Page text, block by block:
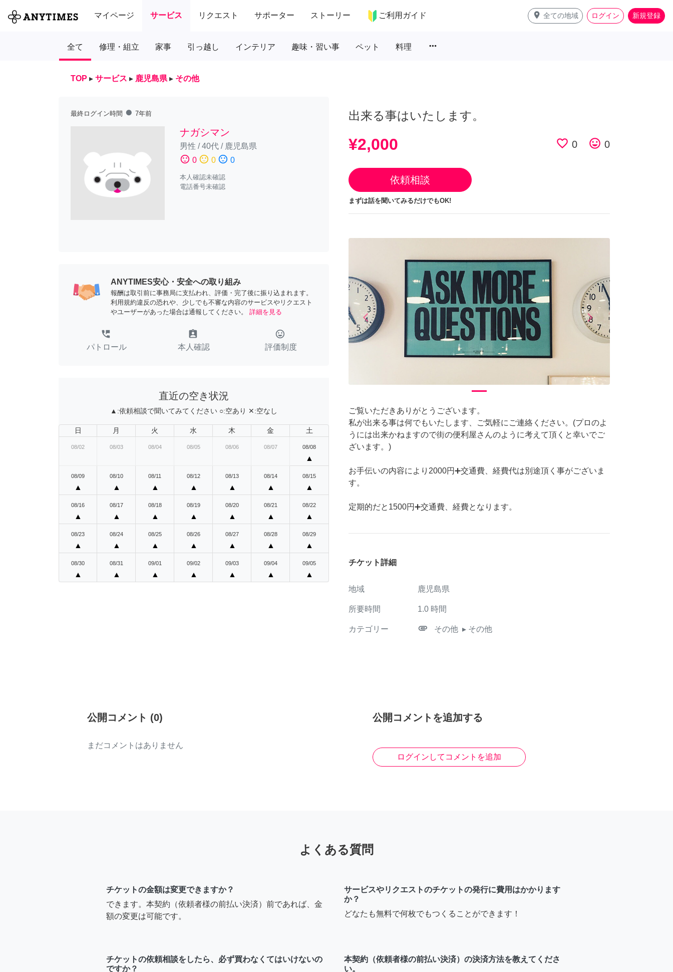
マイページ サービス リクエスト サポーター ストーリー ご利用ガイド place 全ての地域 ログイン 新規登録
全て 修理・組立 家事 引っ越し インテリア 趣味・習い事 ペット 料理 more_horiz
TOP ▸ サービス ▸ 鹿児島県 ▸ その他
最終ログイン時間 fiber_manual_record 7年前
ナガシマン
男性 /40代/ 鹿児島県
sentiment_satisfied 0 sentiment_neutral 0 sentiment_dissatisfied 0
本人確認未確認
電話番号未確認
ANYTIMES安心・安全への取り組み
報酬は取引前に事務局に支払われ、評価・完了後に振り込まれます。
利用規約違反の恐れや、少しでも不審な内容のサービスやリクエスト
やユーザーがあった場合は通報してください。
詳細を見る
perm_phone_msg
パトロール
assignment_ind
本人確認
tag_faces
評価制度
直近の空き状況
▲:依頼相談で聞いてみてください ○:空あり ✕:空なし
日 月 火 水 木 金 土
08/02 08/03 08/04 08/05 08/06 08/07 08/08
▲
08/09
▲
08/10
▲
08/11
▲
08/12
▲
08/13
▲
08/14
▲
08/15
▲
08/16
▲
08/17
▲
08/18
▲
08/19
▲
08/20
▲
08/21
▲
08/22
▲
08/23
▲
08/24
▲
08/25
▲
08/26
▲
08/27
▲
08/28
▲
08/29
▲
08/30
▲
08/31
▲
09/01
▲
09/02
▲
09/03
▲
09/04
▲
09/05
▲
出来る事はいたします。
¥2,000 favorite_border 0 tag_faces 0
依頼相談
まずは話を聞いてみるだけでもOK!
arrow_back_iosPrevious arrow_forward_iosNext
ご覧いただきありがとうございます。
私が出来る事は何でもいたします、ご気軽にご連絡ください。(プロのよ
うには出来かねますので街の便利屋さんのように考えて頂くと幸いでご
ざいます。)
お手伝いの内容により2000円➕交通費、経費代は別途頂く事がございま
す。
定期的だと1500円➕交通費、経費となります。
チケット詳細
地域 鹿児島県
所要時間 1.0 時間
カテゴリー attachment その他 ▸ その他
公開コメント (0)
まだコメントはありません
公開コメントを追加する
ログインしてコメントを追加
よくある質問
チケットの金額は変更できますか？
できます。本契約（依頼者様の前払い決済）前であれば、金
額の変更は可能です。
サービスやリクエストのチケットの発行に費用はかかります
か？
どなたも無料で何枚でもつくることができます！
チケットの依頼相談をしたら、必ず買わなくてはいけないの
ですか？
本契約（依頼者様の前払い決済）の決済方法を教えてくださ
い。